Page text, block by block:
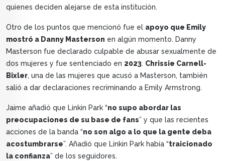
quienes deciden alejarse de esta institución.
Otro de los puntos que mencionó fue el apoyo que Emily
mostró a Danny Masterson en algún momento. Danny
Masterson fue declarado culpable de abusar sexualmente de
dos mujeres y fue sentenciado en 2023. Chrissie Carnell-
Bixler, una de las mujeres que acusó a Masterson, también
salió a dar declaraciones recriminando a Emily Armstrong.
Jaime añadió que Linkin Park “no supo abordar las
preocupaciones de su base de fans” y que las recientes
acciones de la banda “no son algo a lo que la gente deba
acostumbrarse”. Añadió que Linkin Park había “traicionado
la confianza” de los seguidores.